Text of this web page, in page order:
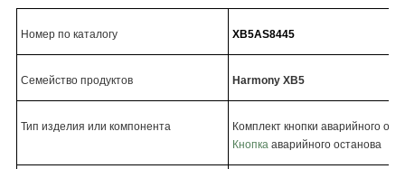
Номер по каталогу XB5AS8445
Семейство продуктов Harmony XB5
Тип изделия или компонента
Комплект кнопки аварийного
Кнопка аварийного останова